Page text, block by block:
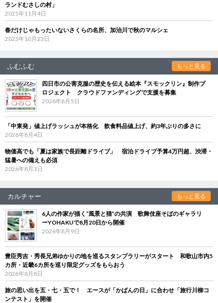
ランドむさしの村」
2025年11月4日
春だけじゃもったいないさくらの名所、加治川で秋のマルシェ
2025年10月23日
ふむふむ もっと見る
四日市の公害克服の歴史を伝える絵本『スモックリン』制作プ
ロジェクト クラウドファンディングで支援を募集
2026年8月5日
「中東発」値上げラッシュが本格化 飲食料品値上げ、約3年ぶりの多さに
2026年8月4日
物価高でも「夏は家族で長距離ドライブ」 宿泊ドライブ予算4万円超、渋滞・
猛暑への備えも必須
2026年8月3日
カルチャー もっと見る
6人の作家が描く“風景と猫”の共演 歌舞伎座そばのギャラリ
ーYOHAKUで8月20日から開催
2026年8月9日
豊臣秀吉・秀長兄弟ゆかりの地を巡るスタンプラリーがスタート 和歌山市内5
カ所・近畿6カ所を巡り限定グッズをもらおう
2026年8月8日
旅の思い出を五・七・五で！ エースが「かばんの日」に合わせ「旅行川柳コ
ンテスト」を開催